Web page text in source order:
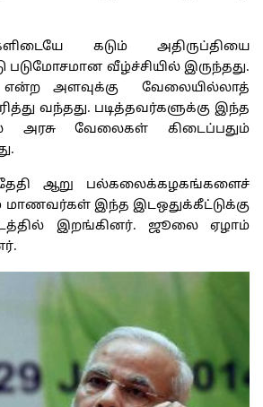
கடும் அதிருப்தியை
படுமோசமான வீழ்ச்சியில் இருந்தது.
என்ற அளவுக்கு வேலையில்லாத்
வந்தது. படித்தவர்களுக்கு இந்த
அரசு வேலைகள் கிடைப்பதும்
ஆறு பல்கலைக்கழகங்களைச்
மாணவர்கள் இந்த இடஒதுக்கீட்டுக்கு
இறங்கினர். ஜூலை ஏழாம்